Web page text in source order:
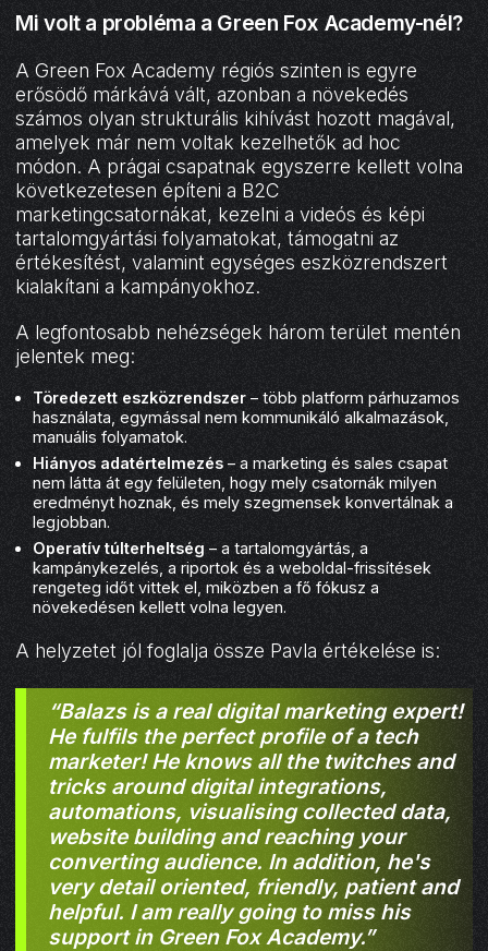
Mi volt a probléma a Green Fox Academy-nél?
A Green Fox Academy régiós szinten is egyre
erősödő márkává vált, azonban a növekedés
számos olyan strukturális kihívást hozott magával,
amelyek már nem voltak kezelhetők ad hoc
módon. A prágai csapatnak egyszerre kellett volna
következetesen építeni a B2C
marketingcsatornákat, kezelni a videós és képi
tartalomgyártási folyamatokat, támogatni az
értékesítést, valamint egységes eszközrendszert
kialakítani a kampányokhoz.
A legfontosabb nehézségek három terület mentén
jelentek meg:
Töredezett eszközrendszer – több platform párhuzamos
használata, egymással nem kommunikáló alkalmazások,
manuális folyamatok.
Hiányos adatértelmezés – a marketing és sales csapat
nem látta át egy felületen, hogy mely csatornák milyen
eredményt hoznak, és mely szegmensek konvertálnak a
legjobban.
Operatív túlterheltség – a tartalomgyártás, a
kampánykezelés, a riportok és a weboldal-frissítések
rengeteg időt vittek el, miközben a fő fókusz a
növekedésen kellett volna legyen.
A helyzetet jól foglalja össze Pavla értékelése is:
“Balazs is a real digital marketing expert!
He fulfils the perfect profile of a tech
marketer! He knows all the twitches and
tricks around digital integrations,
automations, visualising collected data,
website building and reaching your
converting audience. In addition, he's
very detail oriented, friendly, patient and
helpful. I am really going to miss his
support in Green Fox Academy.”